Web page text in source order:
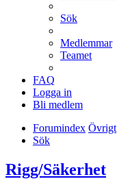
Sök
Medlemmar
Teamet
FAQ
Logga in
Bli medlem
Forumindex Övrigt
Sök
Rigg/Säkerhet